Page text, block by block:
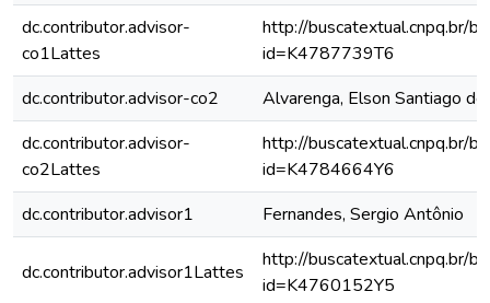
dc.contributor.advisor-
co1Lattes
http://buscatextual.cnpq.br/
id=K4787739T6
dc.contributor.advisor-co2
Alvarenga, Elson Santiago de
dc.contributor.advisor-
co2Lattes
http://buscatextual.cnpq.br/
id=K4784664Y6
dc.contributor.advisor1
Fernandes, Sergio Antônio
dc.contributor.advisor1Lattes
http://buscatextual.cnpq.br/
id=K4760152Y5